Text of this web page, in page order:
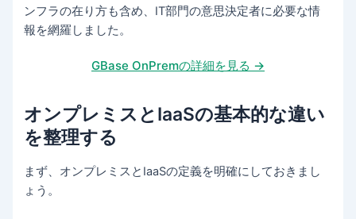
ンフラの在り方も含め、IT部門の意思決定者に必要な情
報を網羅しました。
GBase OnPremの詳細を見る →
オンプレミスとIaaSの基本的な違い
を整理する
まず、オンプレミスとIaaSの定義を明確にしておきまし
ょう。